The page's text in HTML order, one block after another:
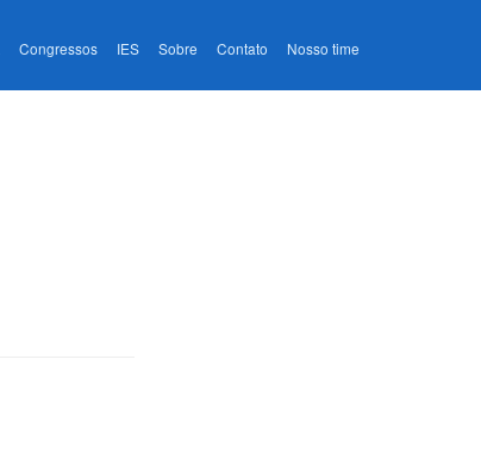
Congressos IES Sobre Contato Nosso time